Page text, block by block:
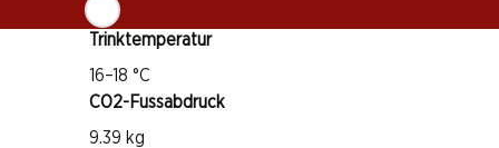
Trinktemperatur
16–18 °C
CO2-Fussabdruck
9.39 kg